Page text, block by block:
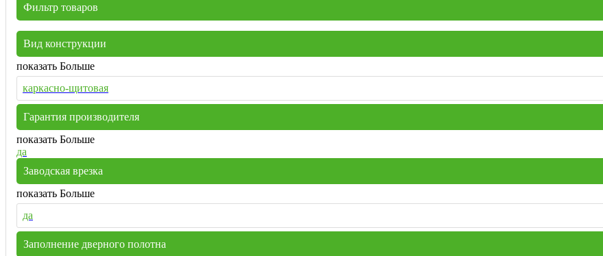
Фильтр товаров
Вид конструкции
показать Больше
каркасно-щитовая
Гарантия производителя
показать Больше
да
Заводская врезка
показать Больше
да
Заполнение дверного полотна